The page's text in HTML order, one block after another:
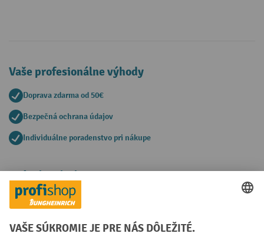
Vaše profesionálne výhody
Doprava zdarma od 50€
Bezpečná ochrana údajov
Individuálne poradenstvo pri nákupe
Spôsoby platby
Creditcard (Master)Creditcard (Visa)
Faktúra Predplatba